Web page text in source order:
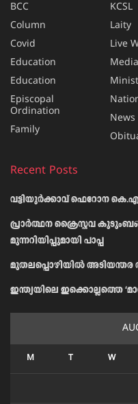
BCC
Column
Covid
Education
Education
Episcopal
Ordination
Family
KCSL
Laity
Live
Media
News
Recent Posts
വട്ടിയൂർക്കാവ് ഫെറോന
പ്രാര്‍ത്ഥന ക്രൈസ്തവ
മുന്നറിയിപ്പുമായി പാപ്പ
മുതലപ്പൊഴിയിൽ അടിയന്തര
ഇന്ത്യയിലെ ഇക്കൊല്ലത്തെ
M T W